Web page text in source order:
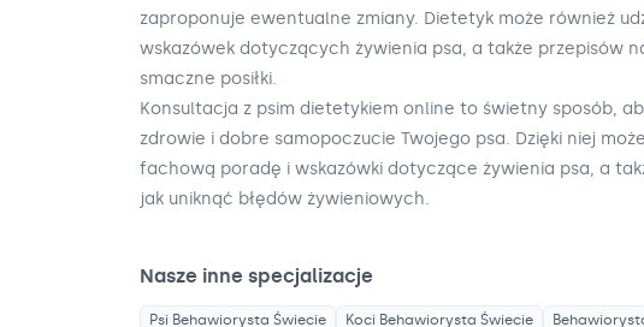
zaproponuje ewentualne zmiany. Dietetyk może również
wskazówek dotyczących żywienia psa, a także przepisów
smaczne posiłki.
Konsultacja z psim dietetykiem online to świetny sposób,
zdrowie i dobre samopoczucie Twojego psa. Dzięki niej
fachową poradę i wskazówki dotyczące żywienia psa, a
jak uniknąć błędów żywieniowych.
Nasze inne specjalizacje
Psi Behawiorysta Świecie Koci Behawiorysta Świecie